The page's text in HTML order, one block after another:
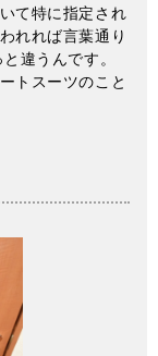
て特に指定され
れれば言葉通り
違うんです。
トスーツのこと